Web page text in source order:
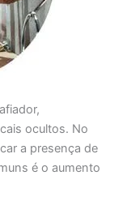
ocultos. No
a presença de
é o aumento